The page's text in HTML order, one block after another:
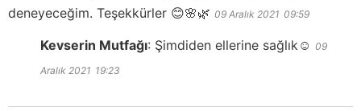
deneyeceğim. Teşekkürler 😊🌸🌿 09 Aralık 2021 09:59
Kevserin Mutfağı: Şimdiden ellerine sağlık☺️ 09
Aralık 2021 19:23